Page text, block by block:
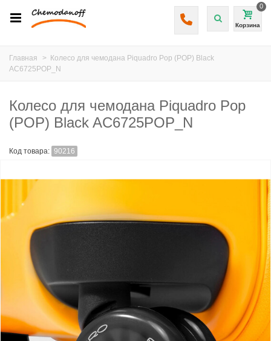
Корзина
0
Главная > Колесо для чемодана Piquadro Pop (POP) Black
AC6725POP_N
Колесо для чемодана Piquadro Pop
(POP) Black AC6725POP_N
Код товара: 90216